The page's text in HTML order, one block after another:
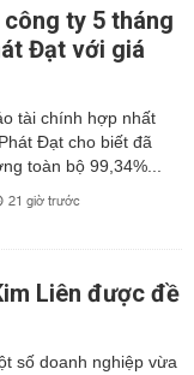
ty 5 tháng
Đạt với giá
tài chính hợp nhất
Đạt cho biết đã
toàn bộ 99,34%...
21 giờ trước
Liên được đề
số doanh nghiệp vừa